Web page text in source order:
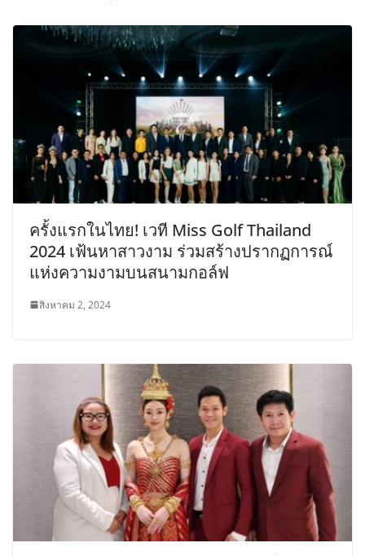
ครั้งแรกในไทย! เวที Miss Golf Thailand
2024 เฟ้นหาสาวงาม ร่วมสร้างปรากฏการณ์
แห่งความงามบนสนามกอล์ฟ
สิงหาคม 2, 2024